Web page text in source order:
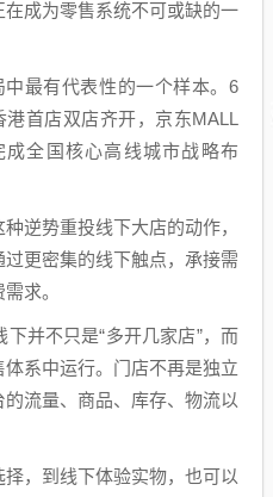
成为零售系统不可或缺的一
最有代表性的一个样本。6
首店双店齐开，京东MALL
全国核心高线城市战略布
逆势重投线下大店的动作，
更密集的线下触点，承接需
求。
并不只是“多开几家店”，而
系中运行。门店不再是独立
流量、商品、库存、物流以
，到线下体验实物，也可以